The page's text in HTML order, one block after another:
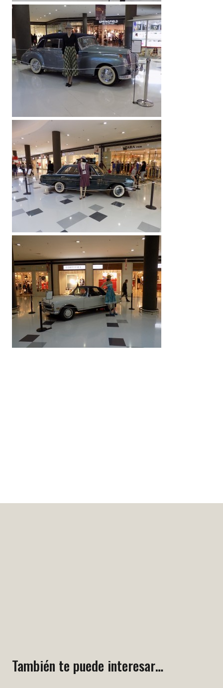
También te puede interesar…